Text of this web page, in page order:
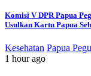
Komisi V DPR Papua
Usulkan Kartu Papua
Kesehatan Papua
1 hour ago